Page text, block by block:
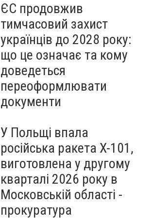
ЄС продовжив
тимчасовий захист
українців до 2028 року:
що це означає та кому
доведеться
переоформлювати
документи
У Польщі впала
російська ракета X-101,
виготовлена у другому
кварталі 2026 року в
Московській області -
прокуратура